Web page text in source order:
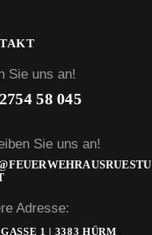
Sie uns an!
58 045
Sie uns an!
Adresse:
1 | 3383 HÜRM